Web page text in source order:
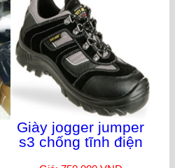
Giày jogger jumper
s3 chống tĩnh điện